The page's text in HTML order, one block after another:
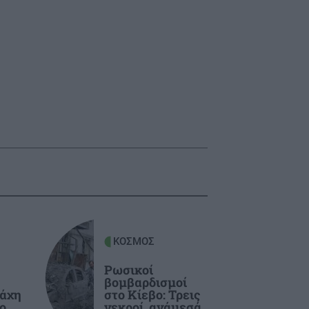
ΚΟΣΜΟΣ
Ρωσικοί
βομβαρδισμοί
στο Κίεβο: Τρεις